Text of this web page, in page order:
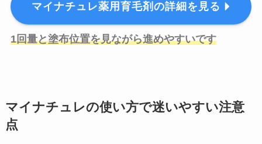
マイナチュレ薬用育毛剤の詳細を見る
1回量と塗布位置を見ながら進めやすいです
マイナチュレの使い方で迷いやすい注意
点